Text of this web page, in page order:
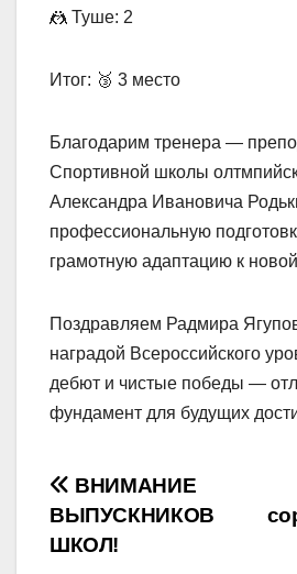
🤼 Туше: 2
Итог: 🥉 3 место
Благодарим тренера —
Спортивной школы
Александра Ивановича
профессиональную
грамотную адаптацию к
Поздравляем Радмира
наградой Всероссийского
дебют и чистые победы —
фундамент для будущих
Навигация
по
ВНИМАНИЕ
ВЫПУСКНИКОВ
ШКОЛ!